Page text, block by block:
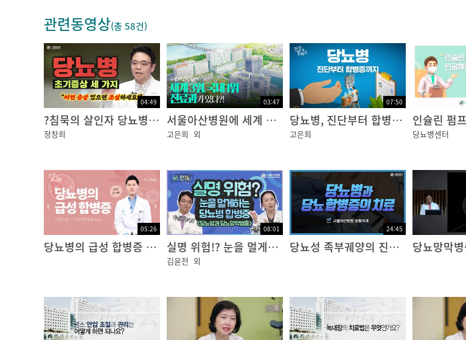
오늘 건강플러스에서는 저혈당이란 무엇이고, 어떤 사람들에게 나타나는지, 또 증상이
혈당이란 혈액 속 포도당의 농도를 말하는 것으로 저혈당이란 혈액 속 포도당의 농도가
저혈당이 일어나면 초기에는 배고픔, 떨림, 식은 땀, 어지러움 등이 있다가 점점 두통,
식 소실이 나타납니다.
정창희 / 서울아산병원 내분비내과 교수
Q. 당뇨 문제가 없는 정상인에게 저혈당 증상이 나타날 때, 저혈당을 의심해야 하나요?
보통 일반인들이 공복 시간이 길어지면 공복감, 가슴 두근거림 등의 중상이 나타나고
다릅니다.
의학적으로 그것은 저혈당이라고 하지 않고 실제 혈당을 측정해보면 그리 낮지 않은 경
하지만 일부 당뇨병이 없는 정상인에게서도 실제 혈당을 측정해보면 40~50mg/dl 이하
에서 인슐린이란 호르몬을 과다 생성하는 종양이 생기는 경우입니다.
이 경우에는 전문의와 상의를 통해서 추가적인 검사가 필요합니다.
관련동영상(총 58건)
04:49
?침묵의 살인자 당뇨병? 초기증상은 어떤 것들이 있을까?
정창희
03:47
서울아산병원에 세계 3위, 국내 1위 진료과가 있다?! ㅣ 뉴스위크 2024 임상분야별 세계 최고 병원
고은희 외
07:50
당뇨병, 진단부터 합병증까지
고은희
인슐린 펌
당뇨병센터
05:26
당뇨병의 급성 합병증 [건강플러스]
08:01
실명 위험!? 눈을 멀게하는 당뇨병 합병증, 당뇨망막병증
김윤전 외
24:45
당뇨성 족부궤양의 진단과 치료